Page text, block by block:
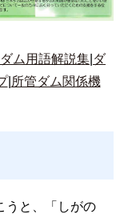
ム用語解説集 ダ
| 所管ダム関係機
うと、「しがの